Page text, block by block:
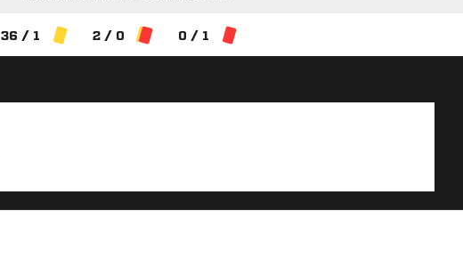
36 / 1 2 / 0 0 / 1